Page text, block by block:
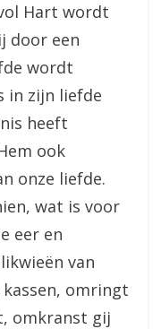
Hart wordt
door een
wordt
in zijn liefde
heeft
ook
onze liefde.
wat is voor
eer en
van
omringt
omkranst gij